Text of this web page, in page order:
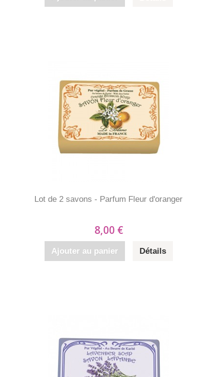
Lot de 2 savons - Parfum Fleur d'oranger
8,00 €
Ajouter au panier Détails